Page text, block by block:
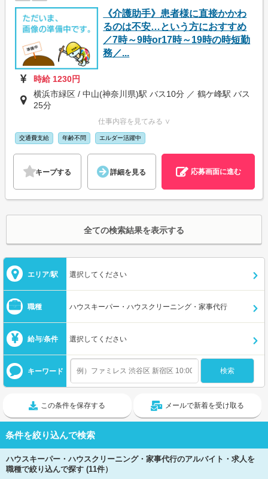
《介護助手》患者様に直接かかわ
るのは不安…という方におすすめ
／7時～9時or17時～19時の時短勤
務／...
時給 1230円
横浜市緑区 / 中山(神奈川県)駅 バス10分 ／ 鶴ケ峰駅 バス
25分
仕事内容を見てみる ∨
交通費支給 年齢不問 エルダー活躍中
キープする 詳細を見る 応募画面に進む
全ての検索結果を表示する
エリア/駅 選択してください
職種 ハウスキーパー・ハウスクリーニング・家事代行
給与/条件 選択してください
キーワード
この条件を保存する メールで新着を受け取る
条件を絞り込んで検索
ハウスキーパー・ハウスクリーニング・家事代行のアルバイト・求人を
職種で絞り込んで探す (11件）